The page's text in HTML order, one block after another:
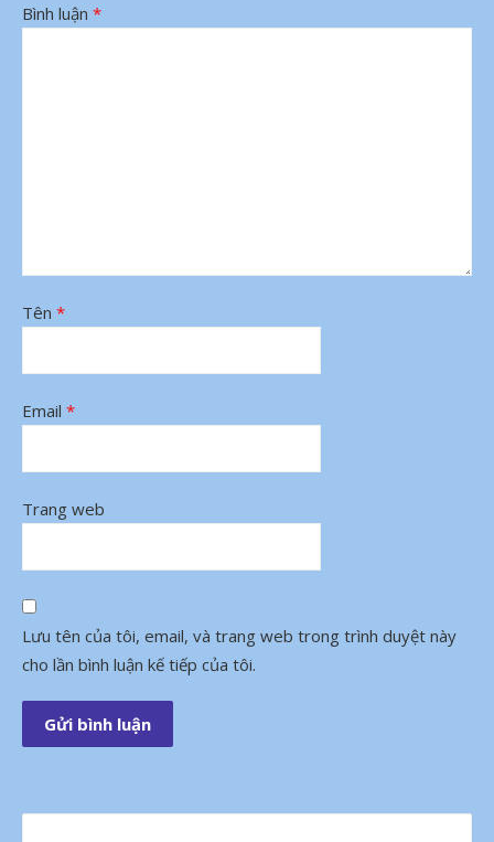
Bình luận *
Tên *
Email *
Trang web
Lưu tên của tôi, email, và trang web trong trình duyệt này
cho lần bình luận kế tiếp của tôi.